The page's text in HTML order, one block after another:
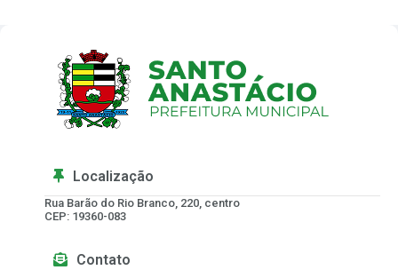
Localização
Rua Barão do Rio Branco, 220, centro
CEP: 19360-083
Contato